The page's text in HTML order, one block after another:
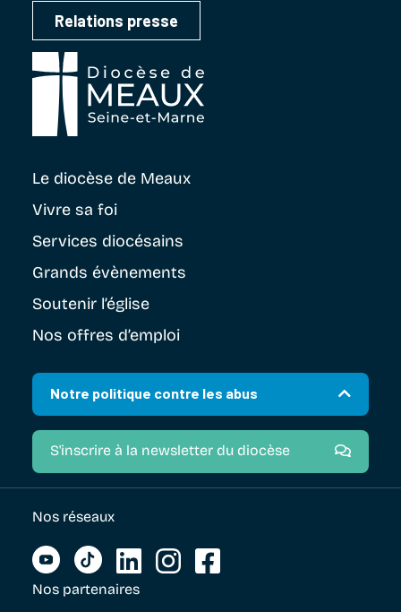
Relations presse
Le diocèse de Meaux
Vivre sa foi
Services diocésains
Grands évènements
Soutenir l’église
Nos offres d’emploi
Notre politique contre les abus
S'inscrire à la newsletter du diocèse
Nos réseaux
Nos partenaires